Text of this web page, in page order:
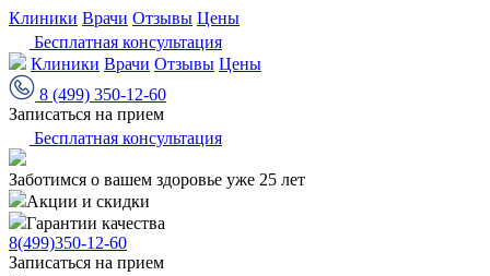
Клиники Врачи Отзывы Цены
Бесплатная консультация
Клиники Врачи Отзывы Цены
8 (499) 350-12-60
Записаться на прием
Бесплатная консультация
Заботимся о вашем здоровье уже 25 лет
Акции и скидки
Гарантии качества
8(499)350-12-60
Записаться на прием